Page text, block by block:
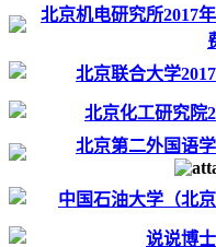
北京机电研究所2017
北京联合大学
北京化工研究院
北京第二外国语
中国石油大学（北
说说博